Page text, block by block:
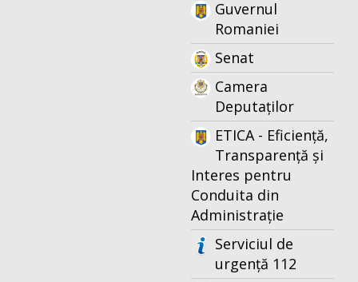
Guvernul
Romaniei
Senat
Camera
Deputaților
ETICA - Eficiență,
Transparență și
Interes pentru
Conduita din
Administrație
Serviciul de
urgență 112